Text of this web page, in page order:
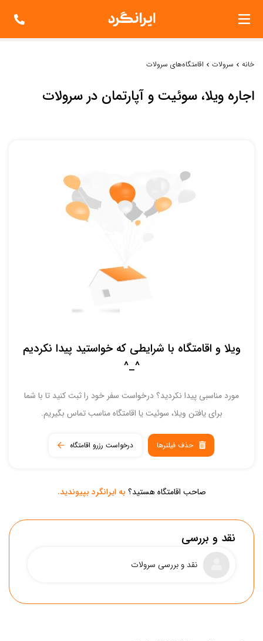
خانه سرولات اقامتگاه‌های سرولات
اجاره ویلا، سوئیت و آپارتمان در سرولات
ویلا و اقامتگاه با شرایطی که خواستید پیدا نکردیم
^_^
مورد مناسبی پیدا نکردید؟ درخواست سفر خود را ثبت کنید تا با شما
برای یافتن ویلا، سوئیت یا اقامتگاه مناسب تماس بگیریم.
حذف فیلترها درخواست رزرو اقامتگاه
صاحب اقامتگاه هستید؟ به ایرانگرد بپیوندید.
نقد و بررسی
نقد و بررسی سرولات